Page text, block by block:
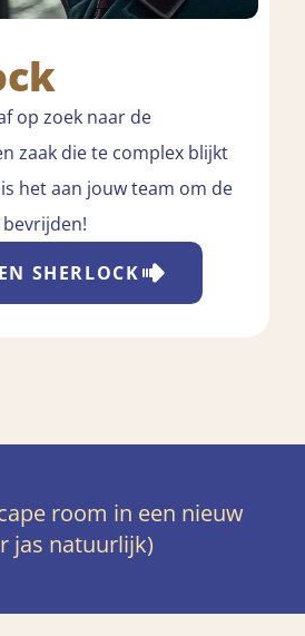
op zoek naar de
zaak die te complex blijkt
het aan jouw team om de
SHERLOCK
room in een nieuw
jas natuurlijk)